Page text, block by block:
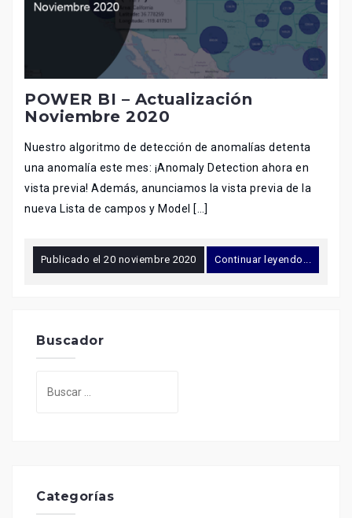
POWER BI – Actualización
Noviembre 2020
Nuestro algoritmo de detección de anomalías detenta
una anomalía este mes: ¡Anomaly Detection ahora en
vista previa! Además, anunciamos la vista previa de la
nueva Lista de campos y Model […]
Publicado el20 noviembre 2020 Continuar leyendo...
Buscador
Categorías